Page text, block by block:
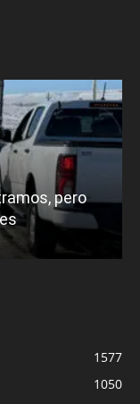
pero
1577
1050